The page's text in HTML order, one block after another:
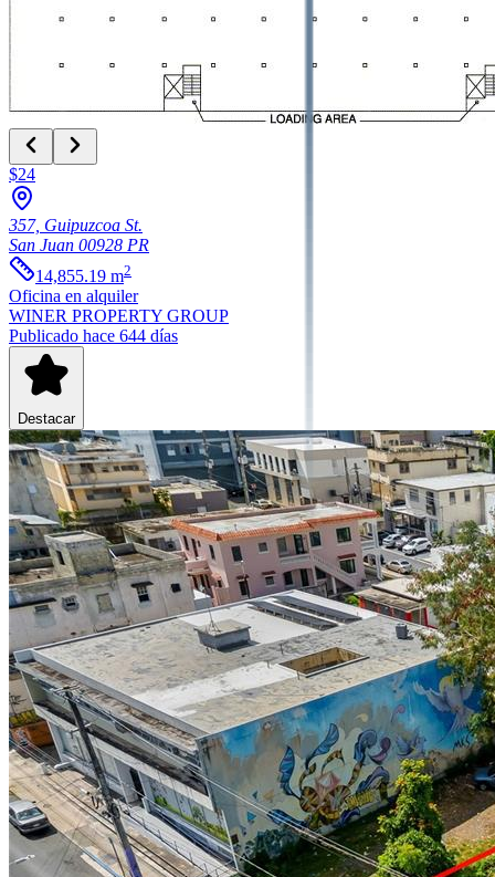
$24
357, Guipuzcoa St.
San Juan 00928 PR
14,855.19 m2
Oficina en alquiler
WINER PROPERTY GROUP
Publicado hace 644 días
Destacar